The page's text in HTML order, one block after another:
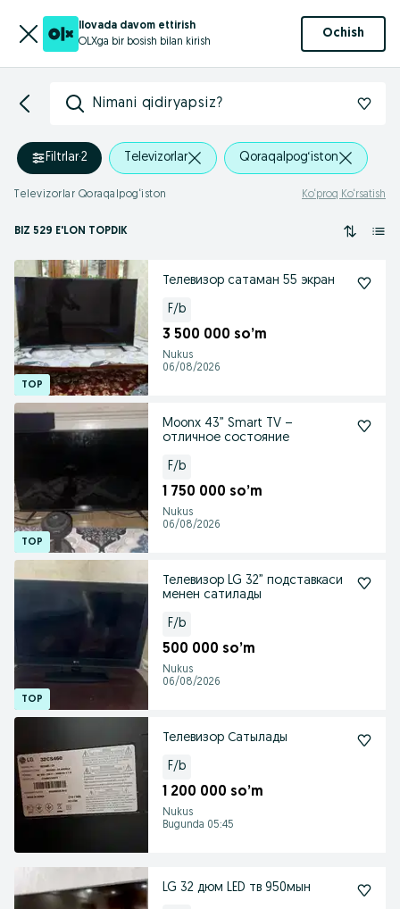
Ilovada davom ettirish
OLXga bir bosish bilan kirish
Ochish
Nimani qidiryapsiz?
Filtrlar·2 Televizorlar Qoraqalpog‘iston
Televizorlar Qoraqalpog‘iston Ko‘proq Ko‘rsatish
BIZ 529 E'LON TOPDIK
Телевизор сатаман 55 экран
F/b
3 500 000 so’m
Nukus
06/08/2026
Moonx 43” Smart TV –
отличное состояние
F/b
1 750 000 so’m
Nukus
06/08/2026
Телевизор LG 32” подставкаси
менен сатилады
F/b
500 000 so’m
Nukus
06/08/2026
Телевизор Сатылады
F/b
1 200 000 so’m
Nukus
Bugunda 05:45
LG 32 дюм LED тв 950мын